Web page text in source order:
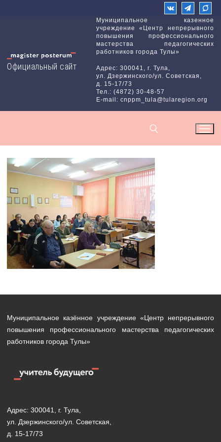
Официальный сайт
Муниципальное казенное
учреждение «Центр непрерывного
повышения профессионального
мастерства педагогических
работников города Тулы»
Адрес: 300041, г. Тула,
ул. Дзержинского/ул. Советская,
д. 15-17/73
Тел.: (4872) 30-48-57
E-mail: cnppm_tula@tularegion.org
Найти:
Муниципальное казённое учреждение «Центр непрерывного
повышения профессионального мастерства педагогических
работников города Тулы»
Адрес: 300041, г. Тула,
ул. Дзержинского/ул. Советская,
д. 15-17/73